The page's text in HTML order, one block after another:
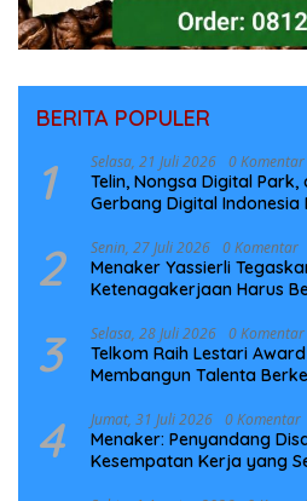
BERITA POPULER
1 Selasa, 21 Juli 2026 0 Komentar
Telin, Nongsa Digital
Gerbang Digital Indonesia
2 Senin, 27 Juli 2026 0 Komentar
Menaker Yassierli
Ketenagakerjaan Harus
3 Selasa, 28 Juli 2026 0 Komentar
Telkom Raih Lestari
Membangun Talenta
4 Jumat, 31 Juli 2026 0 Komentar
Menaker: Penyandang
Kesempatan Kerja yang